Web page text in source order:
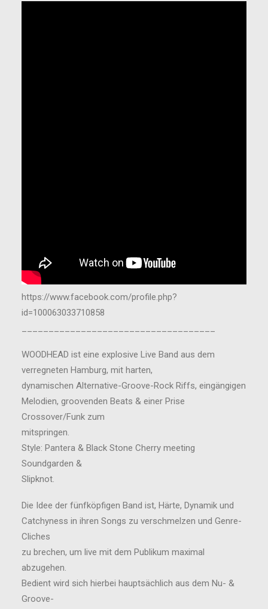
https://www.facebook.com/profile.php?
id=100063033710858
WOODHEAD ist eine explosive Live Band aus dem
verregneten Hamburg, mit harten,
dynamischen Alternative-Groove-Rock Riffs, eingängigen
Melodien, groovenden Beats & einer Prise
Crossover/Funk zum
mitspringen.
Style: Pantera & Black Stone Cherry meeting
Soundgarden &
Slipknot.
Die Idee der fünfköpfigen Band ist, Härte, Dynamik und
Catchyness in ihren Songs zu verschmelzen und Genre-
Cliches
zu brechen, um live mit dem Publikum maximal
abzugehen.
Bedient wird sich hierbei hauptsächlich aus dem Nu- &
Groove-